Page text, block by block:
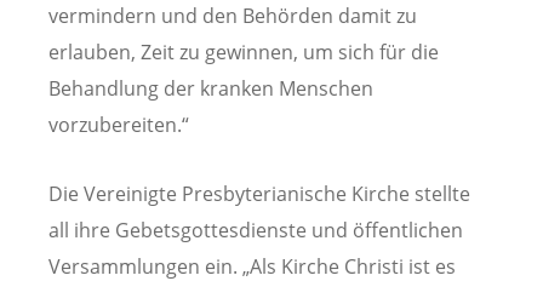
vermindern und den Behörden damit zu
erlauben, Zeit zu gewinnen, um sich für die
Behandlung der kranken Menschen
vorzubereiten.“
Die Vereinigte Presbyterianische Kirche stellte
all ihre Gebetsgottesdienste und öffentlichen
Versammlungen ein. „Als Kirche Christi ist es